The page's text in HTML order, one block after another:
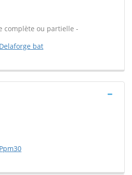
complète ou partielle -
Delaforge bat
Ppm30